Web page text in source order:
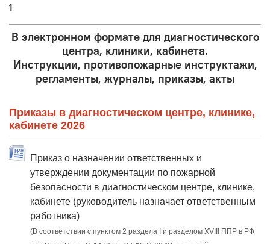
1
В электронном формате для диагностического
центра, клиники, кабинета.
Инструкции, противопожарные инструктажи,
регламенты, журналы, приказы, акты
Приказы в диагностическом центре, клинике,
кабинете 2026
Приказ о назначении ответственных и
утверждении документации по пожарной
безопасности в диагностическом центре, клинике,
кабинете (руководитель назначает ответственным
работника)
(В соответствии с пунктом 2 раздела I и разделом XVIII ППР в РФ